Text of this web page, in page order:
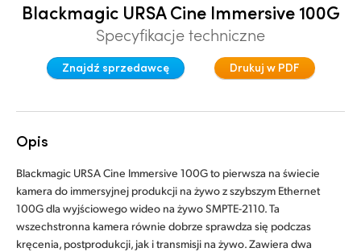
Finland
France
Italy
Japan
Blackmagic URSA Cine Immersive 100G
Specyfikacje techniczne
Znajdź sprzedawcę Drukuj w PDF
Opis
Blackmagic URSA Cine Immersive 100G to pierwsza na świecie
kamera do immersyjnej produkcji na żywo z szybszym Ethernet
100G dla wyjściowego wideo na żywo SMPTE-2110. Ta
wszechstronna kamera równie dobrze sprawdza się podczas
kręcenia, postprodukcji, jak i transmisji na żywo. Zawiera dwa